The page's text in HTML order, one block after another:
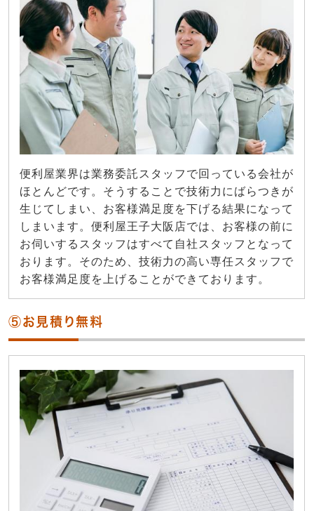
便利屋業界は業務委託スタッフで回っている会社が
ほとんどです。そうすることで技術力にばらつきが
生じてしまい、お客様満足度を下げる結果になって
しまいます。便利屋王子大阪店では、お客様の前に
お伺いするスタッフはすべて自社スタッフとなって
おります。そのため、技術力の高い専任スタッフで
お客様満足度を上げることができております。
⑤お見積り無料